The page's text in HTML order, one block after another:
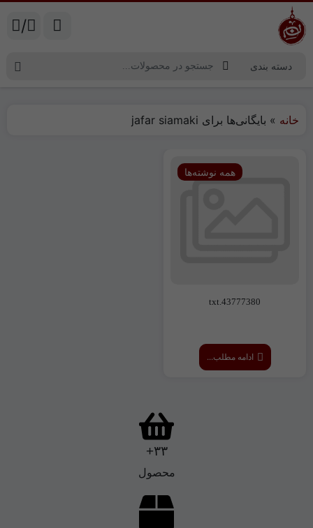
/
خانه » بایگانی‌ها برای jafar siamaki
همه نوشته‌ها
43777380.txt
ادامه مطلب...
۳۳+
محصول